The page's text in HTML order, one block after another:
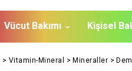
Vücut Bakımı Kişisel
> Vitamin-Mineral > Mineraller >